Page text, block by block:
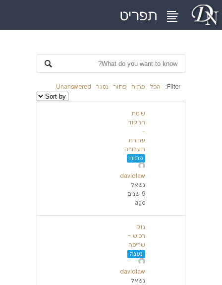
Filter: הכל פתוח פתור נסגר Unanswered
שיטת
הניקוד
–
עבירת
תעבורה
פתוח
davidlaw
נשאל
9 שנים
ago
נזק
רכוש –
שריפה
נענה
davidlaw
נשאל